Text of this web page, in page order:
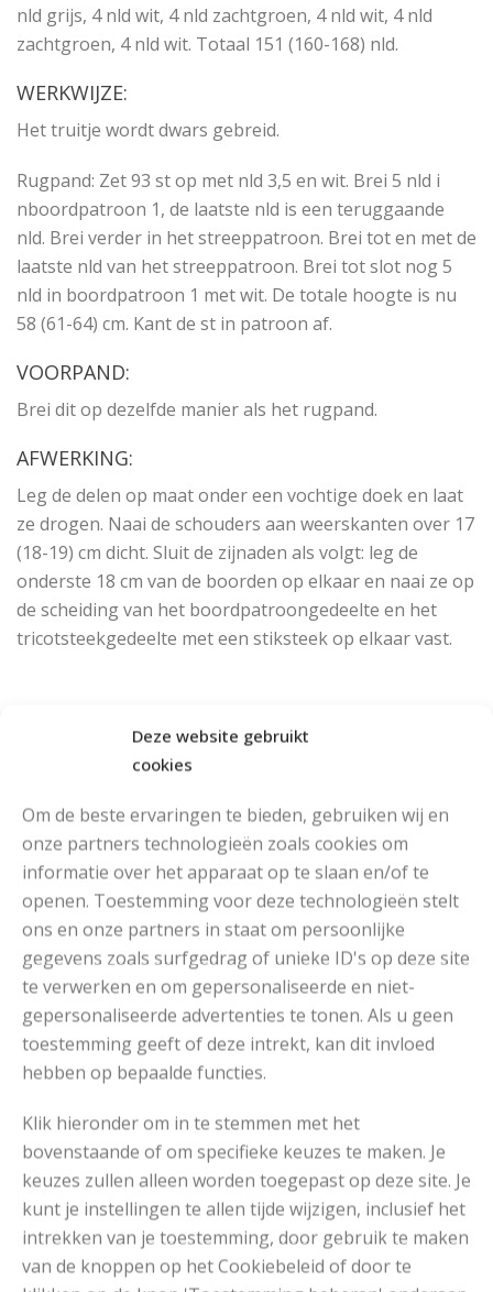
Deze website gebruikt
cookies
Om de beste ervaringen te bieden, gebruiken wij en
onze partners technologieën zoals cookies om
informatie over het apparaat op te slaan en/of te
openen. Toestemming voor deze technologieën stelt
ons en onze partners in staat om persoonlijke
gegevens zoals surfgedrag of unieke ID's op deze site
te verwerken en om gepersonaliseerde en niet-
gepersonaliseerde advertenties te tonen. Als u geen
toestemming geeft of deze intrekt, kan dit invloed
hebben op bepaalde functies.
Klik hieronder om in te stemmen met het
bovenstaande of om specifieke keuzes te maken. Je
keuzes zullen alleen worden toegepast op deze site. Je
kunt je instellingen te allen tijde wijzigen, inclusief het
intrekken van je toestemming, door gebruik te maken
van de knoppen op het Cookiebeleid of door te
nld grijs, 4 nld wit, 4 nld zachtgroen, 4 nld wit, 4 nld
zachtgroen, 4 nld wit. Totaal 151 (160-168) nld.
WERKWIJZE:
Het truitje wordt dwars gebreid.
Rugpand: Zet 93 st op met nld 3,5 en wit. Brei 5 nld i
nboordpatroon 1, de laatste nld is een teruggaande
nld. Brei verder in het streeppatroon. Brei tot en met de
laatste nld van het streeppatroon. Brei tot slot nog 5
nld in boordpatroon 1 met wit. De totale hoogte is nu
58 (61-64) cm. Kant de st in patroon af.
VOORPAND:
Brei dit op dezelfde manier als het rugpand.
AFWERKING:
Leg de delen op maat onder een vochtige doek en laat
ze drogen. Naai de schouders aan weerskanten over 17
(18-19) cm dicht. Sluit de zijnaden als volgt: leg de
onderste 18 cm van de boorden op elkaar en naai ze op
de scheiding van het boordpatroongedeelte en het
tricotsteekgedeelte met een stiksteek op elkaar vast.
RECENT POSTS